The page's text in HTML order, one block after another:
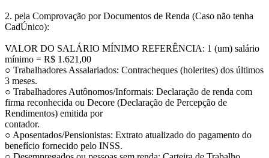
2. pela Comprovação por Documentos de Renda (Caso não tenha
CadÚnico):
VALOR DO SALÁRIO MÍNIMO REFERÊNCIA: 1 (um) salário
mínimo = R$ 1.621,00
○ Trabalhadores Assalariados: Contracheques (holerites) dos últimos
3 meses.
○ Trabalhadores Autônomos/Informais: Declaração de renda com
firma reconhecida ou Decore (Declaração de Percepção de
Rendimentos) emitida por
contador.
○ Aposentados/Pensionistas: Extrato atualizado do pagamento do
benefício fornecido pelo INSS.